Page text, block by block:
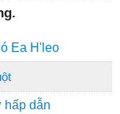
Ea H'leo
hấp dẫn